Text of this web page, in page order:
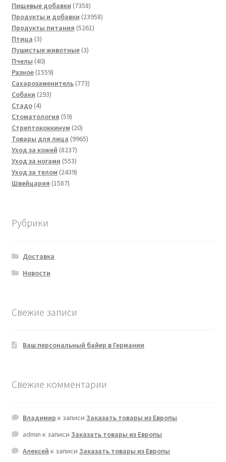
товаров
Пищевые добавки 73587358
товаров
Продукты и добавки 2395823958
Продукты питания 52615261
Птица 33
товара
Пушистые животные 33
Пчелы 4040
товаров
Разное 15591559
товаров
Сахарозаменитель 773773
Собаки 293293
Стадо 44
товара
Стоматология 5959
товаров
Стрептококкинум 2020
товаров
Товары для лица 99659965
Уход за кожей 82378237
товаров
Уход за ногами 553553
товара
Уход за телом 24392439
Швейцария 15871587
Рубрики
Доставка
Новости
Свежие записи
Ваш персональный байер в Германии
Свежие комментарии
Владимир к записиЗаказать товары из Европы
admin к записиЗаказать товары из Европы
Алексей к записиЗаказать товары из Европы